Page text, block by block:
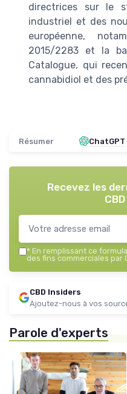
directrices sur le
industriel et des
européenne,
2015/2283 et la
Catalogue, qui
cannabidiol et des
Résumer ChatGPT
Recevez les
* En remplissant ce
des fins commerciales par
CBD Insiders
Ajoutez-nous à vos
Parole d'experts